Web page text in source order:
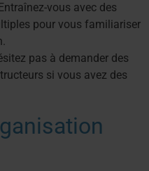
vous avec des
pour vous familiariser
pas à demander des
si vous avez des